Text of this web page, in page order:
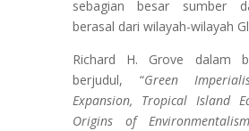
sebagian besar sumber
berasal dari wilayah-wilayah
Richard H. Grove dalam
berjudul, “Green
Expansion, Tropical Island
Origins of